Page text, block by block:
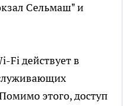
Сельмаш" и
Fi действует в
этого, доступ